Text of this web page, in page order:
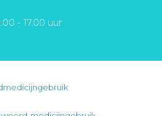
- 17.00 uur